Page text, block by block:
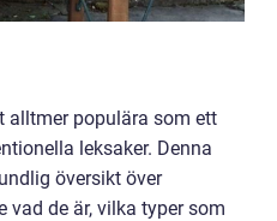
alltmer populära som ett
leksaker. Denna
översikt över
vad de är, vilka typer som